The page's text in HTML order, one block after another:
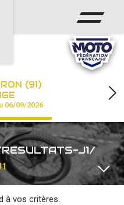
(91)
06/09/2026
J1/
à vos critères.